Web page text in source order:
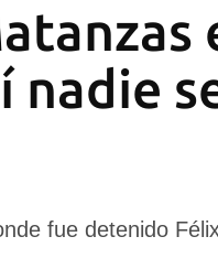
nadie
fue detenido